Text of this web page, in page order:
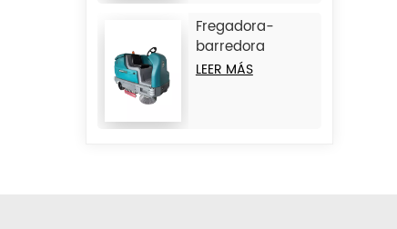
Fregadora-
barredora
combinada de
LEER MÁS